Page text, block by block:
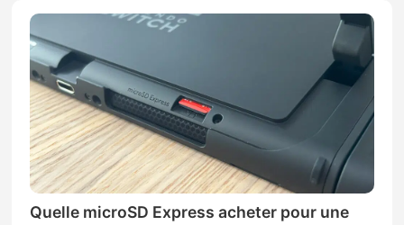
Quelle microSD Express acheter pour une